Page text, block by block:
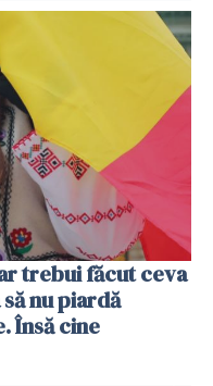
trebui făcut ceva
nu piardă
Însă cine